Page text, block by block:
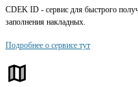
CDEK ID - сервис для быстрого
заполнения накладных.
Подробнее о сервисе тут